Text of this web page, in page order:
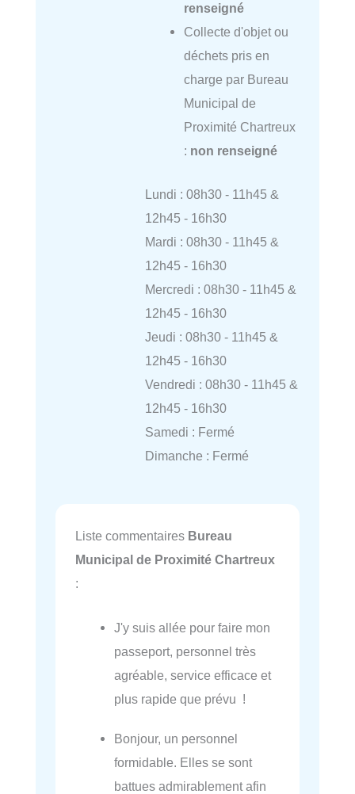
renseigné
Collecte d'objet ou
déchets pris en
charge par Bureau
Municipal de
Proximité Chartreux
: non renseigné
Lundi : 08h30 - 11h45 &
12h45 - 16h30
Mardi : 08h30 - 11h45 &
12h45 - 16h30
Mercredi : 08h30 - 11h45 &
12h45 - 16h30
Jeudi : 08h30 - 11h45 &
12h45 - 16h30
Vendredi : 08h30 - 11h45 &
12h45 - 16h30
Samedi : Fermé
Dimanche : Fermé
Liste commentaires Bureau
Municipal de Proximité Chartreux
:
J'y suis allée pour faire mon
passeport, personnel très
agréable, service efficace et
plus rapide que prévu !
Bonjour, un personnel
formidable. Elles se sont
battues admirablement afin